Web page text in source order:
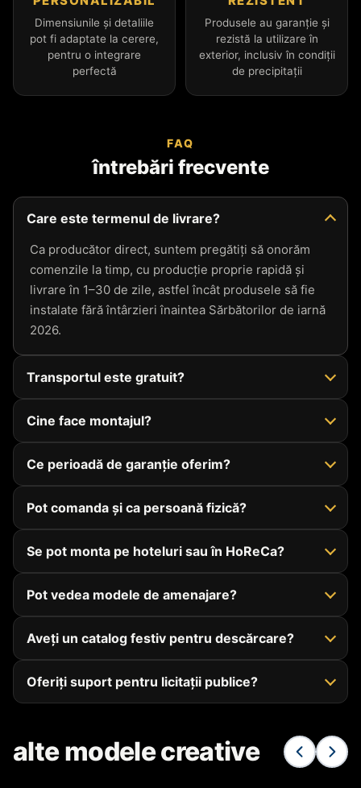
Dimensiunile și detaliile
pot fi adaptate la cerere,
pentru o integrare
perfectă
Produsele au garanție și
rezistă la utilizare în
exterior, inclusiv în condiții
de precipitații
FAQ
întrebări frecvente
Care este termenul de livrare?
Ca producător direct, suntem pregătiți să onorăm
comenzile la timp, cu producție proprie rapidă și
livrare în 1–30 de zile, astfel încât produsele să fie
instalate fără întârzieri înaintea Sărbătorilor de iarnă
2026.
Transportul este gratuit?
Cine face montajul?
Ce perioadă de garanție oferim?
Pot comanda și ca persoană fizică?
Se pot monta pe hoteluri sau în HoReCa?
Pot vedea modele de amenajare?
Aveți un catalog festiv pentru descărcare?
Oferiți suport pentru licitații publice?
alte modele creative